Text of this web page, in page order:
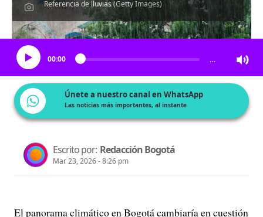
Referencia de lluvias (Getty Images)
Escucha el artículo
00:00 …
Únete a nuestro canal en WhatsApp
Las noticias más importantes, al instante
Escrito por: Redacción Bogotá
Mar 23, 2026 - 8:26 pm
El panorama climático en Bogotá cambiaría en cuestión